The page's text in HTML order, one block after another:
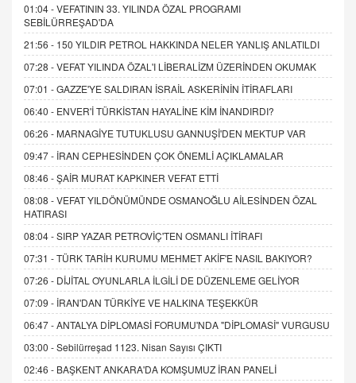
01:04 -VEFATININ 33. YILINDA ÖZAL PROGRAMI
SEBİLÜRREŞAD'DA
21:56 - 150 YILDIR PETROL HAKKINDA NELER YANLIŞ ANLATILDI
07:28 -VEFAT YILINDA ÖZAL'I LİBERALİZM ÜZERİNDEN OKUMAK
07:01 -GAZZE'YE SALDIRAN İSRAİL ASKERİNİN İTİRAFLARI
06:40 - ENVER'İ TÜRKİSTAN HAYALİNE KİM İNANDIRDI?
06:26 - MARNAGİYE TUTUKLUSU GANNUŞİ'DEN MEKTUP VAR
09:47 - İRAN CEPHESİNDEN ÇOK ÖNEMLİ AÇIKLAMALAR
08:46 -ŞAİR MURAT KAPKINER VEFAT ETTİ
08:08 -VEFAT YILDÖNÜMÜNDE OSMANOĞLU AİLESİNDEN ÖZAL
HATIRASI
08:04 -SIRP YAZAR PETROVİÇ'TEN OSMANLI İTİRAFI
07:31 -TÜRK TARİH KURUMU MEHMET AKİF'E NASIL BAKIYOR?
07:26 - DİJİTAL OYUNLARLA İLGİLİ DE DÜZENLEME GELİYOR
07:09 - İRAN'DAN TÜRKİYE VE HALKINA TEŞEKKÜR
06:47 -ANTALYA DİPLOMASİ FORUMU'NDA "DİPLOMASİ" VURGUSU
03:00 -Sebilürreşad 1123. Nisan Sayısı ÇIKTI
02:46 - BAŞKENT ANKARA'DA KOMŞUMUZ İRAN PANELİ